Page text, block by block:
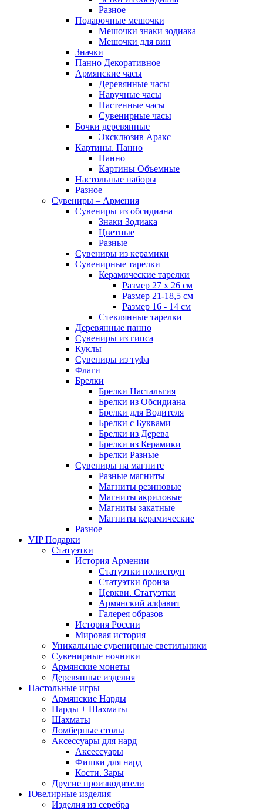
Разное
Подарочные мешочки
Мешочки знаки зодиака
Мешочки для вин
Значки
Панно Декоративное
Армянские часы
Деревянные часы
Наручные часы
Настенные часы
Сувенирные часы
Бочки деревянные
Эксклюзив Аракс
Картины. Панно
Панно
Картины Объемные
Настольные наборы
Разное
Сувениры – Армения
Сувениры из обсидиана
Знаки Зодиака
Цветные
Разные
Сувениры из керамики
Сувенирные тарелки
Керамические тарелки
Размер 27 х 26 см
Размер 21-18,5 см
Размер 16 - 14 см
Стеклянные тарелки
Деревянные панно
Сувениры из гипса
Куклы
Сувениры из туфа
Флаги
Брелки
Брелки Настальгия
Брелки из Обсидиана
Брелки для Водителя
Брелки с Буквами
Брелки из Дерева
Брелки из Керамики
Брелки Разные
Сувениры на магните
Разные магниты
Магниты резиновые
Магниты акриловые
Магниты закатные
Магниты керамические
Разное
VIP Подарки
Статуэтки
История Армении
Статуэтки полистоун
Статуэтки бронза
Церкви. Статуэтки
Армянский алфавит
Галерея образов
История России
Мировая история
Уникальные сувенирные светильники
Сувенирные ночники
Армянские монеты
Деревянные изделия
Настольные игры
Армянские Нарды
Нарды + Шахматы
Шахматы
Ломберные столы
Аксессуары для нард
Аксессуары
Фишки для нард
Кости. Зары
Другие производители
Ювелирные изделия
Изделия из серебра